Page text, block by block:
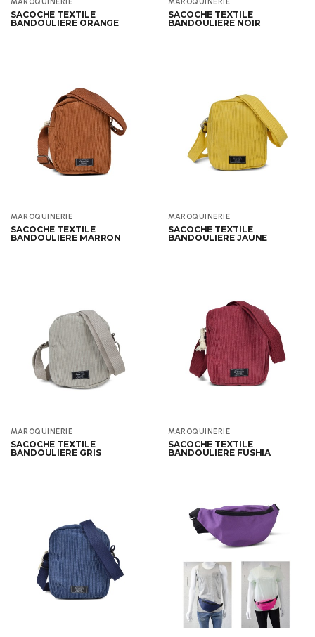
MAROQUINERIE
SACOCHE TEXTILE
BANDOULIERE ORANGE
MAROQUINERIE
SACOCHE TEXTILE
BANDOULIERE NOIR
MAROQUINERIE
SACOCHE TEXTILE
BANDOULIERE MARRON
MAROQUINERIE
SACOCHE TEXTILE
BANDOULIERE JAUNE
MAROQUINERIE
SACOCHE TEXTILE
BANDOULIERE GRIS
MAROQUINERIE
SACOCHE TEXTILE
BANDOULIERE FUSHIA